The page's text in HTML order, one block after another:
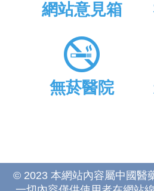
網站意見箱
無菸醫院
© 2023 本網站內容屬中國醫